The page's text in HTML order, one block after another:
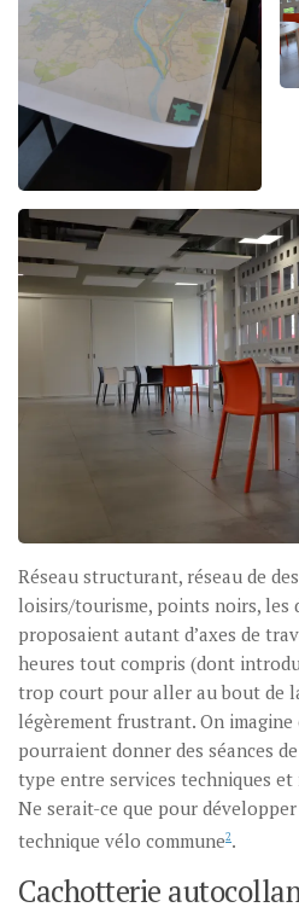
Réseau structurant, réseau de
loisirs/tourisme, points noirs, les
proposaient autant d’axes de
heures tout compris (dont
trop court pour aller au bout de
légèrement frustrant. On imagine
pourraient donner des séances
type entre services techniques et
Ne serait-ce que pour
technique vélo commune2.
Cachotterie